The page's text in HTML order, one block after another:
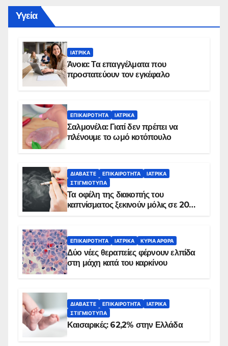
Yγεία
ΙΑΤΡΙΚΆ
Άνοια: Τα επαγγέλματα που
προστατεύουν τον εγκέφαλο
ΕΠΙΚΑΙΡΌΤΗΤΑ ΙΑΤΡΙΚΆ
Σαλμονέλα: Γιατί δεν πρέπει να
πλένουμε το ωμό κοτόπουλο
ΔΙΑΒΆΣΤΕ ΕΠΙΚΑΙΡΌΤΗΤΑ
ΙΑΤΡΙΚΆ
ΣΤΙΓΜΙΌΤΥΠΑ
Τα οφέλη της διακοπής του
καπνίσματος ξεκινούν μόλις σε 20
ΕΠΙΚΑΙΡΌΤΗΤΑ ΙΑΤΡΙΚΆ ΚΥΡΙΑ ΑΡΘΡΑ
Δύο νέες θεραπείες φέρνουν ελπίδα
στη μάχη κατά του καρκίνου
ΔΙΑΒΆΣΤΕ ΕΠΙΚΑΙΡΌΤΗΤΑ
ΙΑΤΡΙΚΆ
ΣΤΙΓΜΙΌΤΥΠΑ
Καισαρικές: 62,2% στην Ελλάδα